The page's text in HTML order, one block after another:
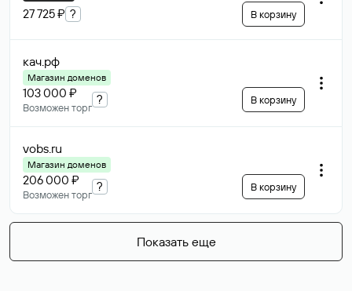
27 725 ₽ ? В корзину
кач.рф
Магазин доменов
103 000 ₽
Возможен торг
? В корзину
vobs.ru
Магазин доменов
206 000 ₽
Возможен торг
? В корзину
Показать еще